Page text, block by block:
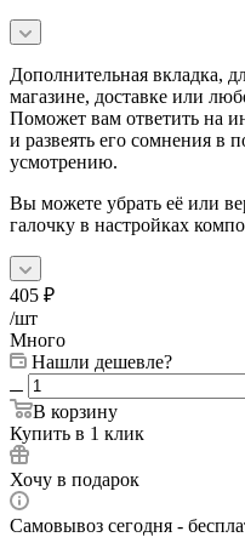
Дополнительная вкладка,
магазине, доставке или
Поможет вам ответить на
и развеять его сомнения в
усмотрению.
Вы можете убрать её или
галочку в настройках
405 ₽
/шт
Много
Нашли дешевле?
В корзину
Купить в 1 клик
Хочу в подарок
Самовывоз сегодня -